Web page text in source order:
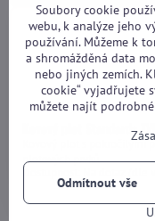
Kovový plot Standard+
Kovový plot s pokročilými
plotových prvků
Na dotaz (dle
Soubory cookie
webu, k analýze jeho
používání. Můžeme k
a shromážděná data
nebo jiných zemích.
cookie“ vyjadřujete
můžete najít
Odmítnout vše